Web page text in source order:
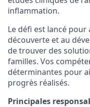
inflammation.
Le défi est lancé pour
découverte et au
de trouver des
familles. Vos
déterminantes pour
progrès réalisés.
Principales